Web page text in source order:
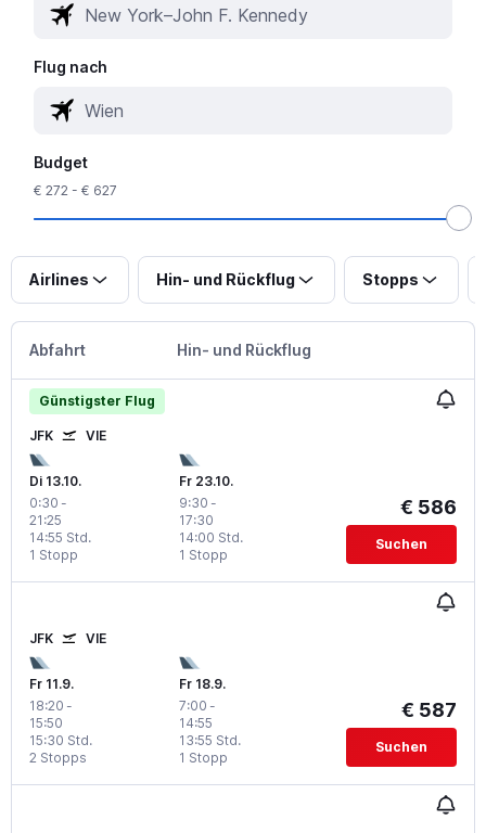
Flug nach
Budget
€ 272 - € 627
Airlines Hin- und Rückflug Stopps
Abfahrt Hin- und Rückflug
Günstigster Flug
JFK VIE
Di 13.10.
0:30 -
21:25
1 Stopp
14:55 Std.
Fr 23.10.
9:30 -
17:30
1 Stopp
14:00 Std.
€ 586
Suchen
JFK VIE
Fr 11.9.
18:20 -
15:50
2 Stopps
15:30 Std.
Fr 18.9.
7:00 -
14:55
1 Stopp
13:55 Std.
€ 587
Suchen